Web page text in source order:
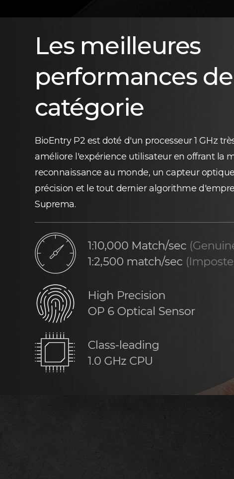
Les meilleures
performances
catégorie
BioEntry P2 est doté d'un processeur 1 GHz
améliore l'expérience utilisateur en offrant la
reconnaissance au monde, un capteur
précision et le tout dernier algorithme
Suprema.